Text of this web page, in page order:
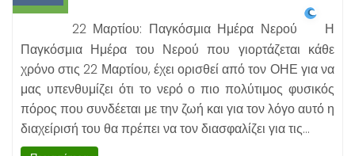
22 Μαρτίου: Παγκόσμια Ημέρα Νερού
Η
Παγκόσμια Ημέρα του Νερού που γιορτάζεται κάθε
χρόνο στις 22 Μαρτίου, έχει ορισθεί από τον ΟΗΕ για να
μας υπενθυμίζει ότι το νερό ο πιο πολύτιμος φυσικός
πόρος που συνδέεται με την ζωή και για τον λόγο αυτό η
διαχείρισή του θα πρέπει να τον διασφαλίζει για τις…